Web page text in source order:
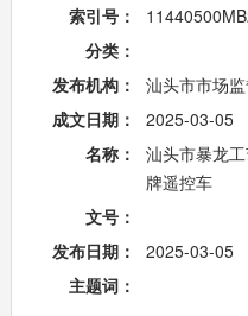
索引号：
分类：
发布机构：
汕头市市场
成文日期：
2025-03-05
名称：
汕头市暴龙
牌遥控车
文号：
发布日期：
2025-03-05
主题词：